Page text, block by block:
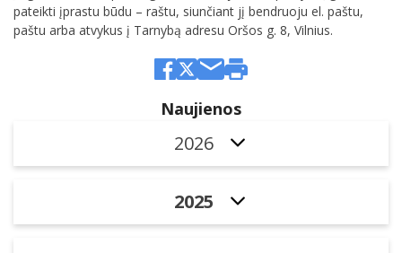
Naujienos
2026
2025
pateikti įprastu būdu – raštu, siunčiant jį bendruoju el. paštu,
paštu arba atvykus į Tarnybą adresu Oršos g. 8, Vilnius.